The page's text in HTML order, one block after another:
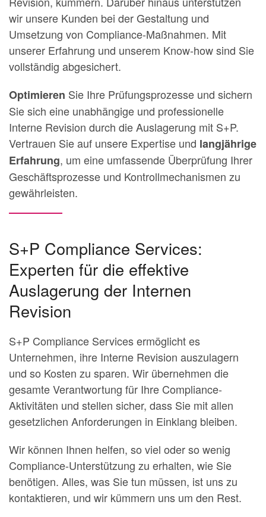
wir unsere Kunden bei der Gestaltung und
Umsetzung von Compliance-Maßnahmen. Mit
unserer Erfahrung und unserem Know-how sind Sie
vollständig abgesichert.
Optimieren Sie Ihre Prüfungsprozesse und sichern
Sie sich eine unabhängige und professionelle
Interne Revision durch die Auslagerung mit S+P.
Vertrauen Sie auf unsere Expertise und langjährige
Erfahrung, um eine umfassende Überprüfung Ihrer
Geschäftsprozesse und Kontrollmechanismen zu
gewährleisten.
S+P Compliance Services:
Experten für die effektive
Auslagerung der Internen
Revision
S+P Compliance Services ermöglicht es
Unternehmen, ihre Interne Revision auszulagern
und so Kosten zu sparen. Wir übernehmen die
gesamte Verantwortung für Ihre Compliance-
Aktivitäten und stellen sicher, dass Sie mit allen
gesetzlichen Anforderungen in Einklang bleiben.
Wir können Ihnen helfen, so viel oder so wenig
Compliance-Unterstützung zu erhalten, wie Sie
benötigen. Alles, was Sie tun müssen, ist uns zu
kontaktieren, und wir kümmern uns um den Rest.